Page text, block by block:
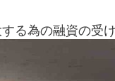
る為の融資の受